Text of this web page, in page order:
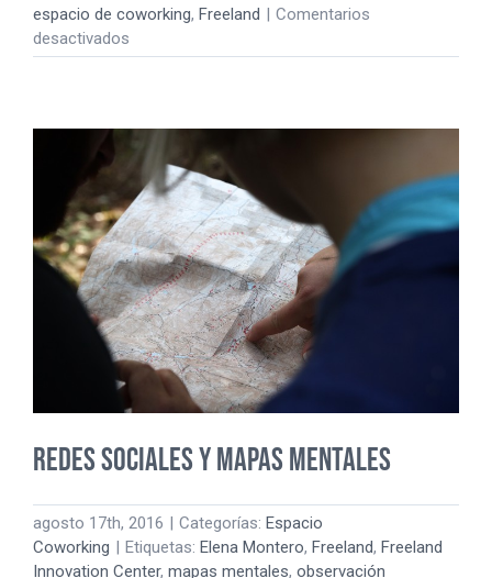
espacio de coworking, Freeland
Comentarios
desactivados
Diferencias
de
Coworking
Centros
de
Negocio.
redes sociales y mapas mentales
agosto 17th, 2016 | Categorías: Espacio
Coworking | Etiquetas: Elena Montero, Freeland, Freeland
Innovation Center, mapas mentales, observación